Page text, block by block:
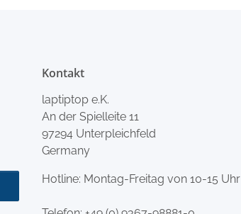
Kontakt
laptiptop e.K.
An der Spielleite 11
97294 Unterpleichfeld
Germany
Hotline: Montag-Freitag von 10-15 Uhr